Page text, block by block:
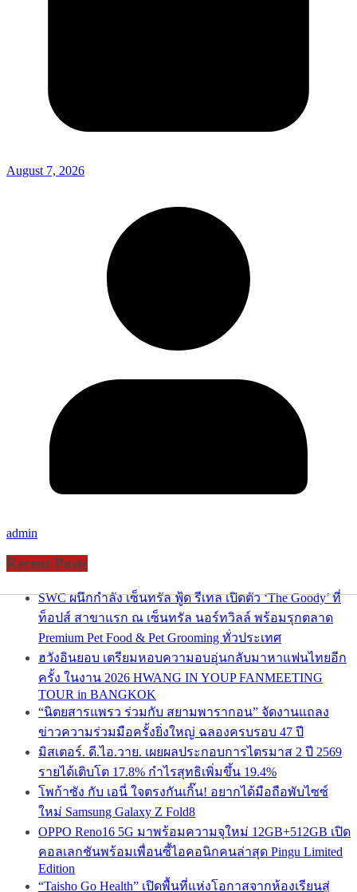
August 7, 2026
admin
Recent Posts
SWC ผนึกกำลัง เซ็นทรัล ฟู้ด รีเทล เปิดตัว ‘The Goody’ ที่
ท็อปส์ สาขาแรก ณ เซ็นทรัล นอร์ทวิลล์ พร้อมรุกตลาด
Premium Pet Food & Pet Grooming ทั่วประเทศ
ฮวังอินยอบ เตรียมหอบความอบอุ่นกลับมาหาแฟนไทยอีก
ครั้ง ในงาน 2026 HWANG IN YOUP FANMEETING
TOUR in BANGKOK
“นิตยสารแพรว ร่วมกับ สยามพารากอน” จัดงานแถลง
ข่าวความร่วมมือครั้งยิ่งใหญ่ ฉลองครบรอบ 47 ปี
มิสเตอร์. ดี.ไอ.วาย. เผยผลประกอบการไตรมาส 2 ปี 2569
รายได้เติบโต 17.8% กำไรสุทธิเพิ่มขึ้น 19.4%
โพก้าซัง กับ เอนี่ ใจตรงกันเกิ๊น! อยากได้มือถือพับไซซ์
ใหม่ Samsung Galaxy Z Fold8
OPPO Reno16 5G มาพร้อมความจุใหม่ 12GB+512GB เปิด
คอลเลกชันพร้อมเพื่อนซี้ไอคอนิกคนล่าสุด Pingu Limited
Edition
“Taisho Go Health” เปิดพื้นที่แห่งโอกาสจากห้องเรียนสู่